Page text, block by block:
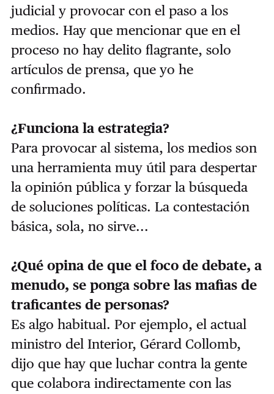
judicial y provocar con el paso a los
medios. Hay que mencionar que en el
proceso no hay delito flagrante, solo
artículos de prensa, que yo he
confirmado.
¿Funciona la estrategia?
Para provocar al sistema, los medios son
una herramienta muy útil para despertar
la opinión pública y forzar la búsqueda
de soluciones políticas. La contestación
básica, sola, no sirve...
¿Qué opina de que el foco de debate, a
menudo, se ponga sobre las mafias de
traficantes de personas?
Es algo habitual. Por ejemplo, el actual
ministro del Interior, Gérard Collomb,
dijo que hay que luchar contra la gente
que colabora indirectamente con las